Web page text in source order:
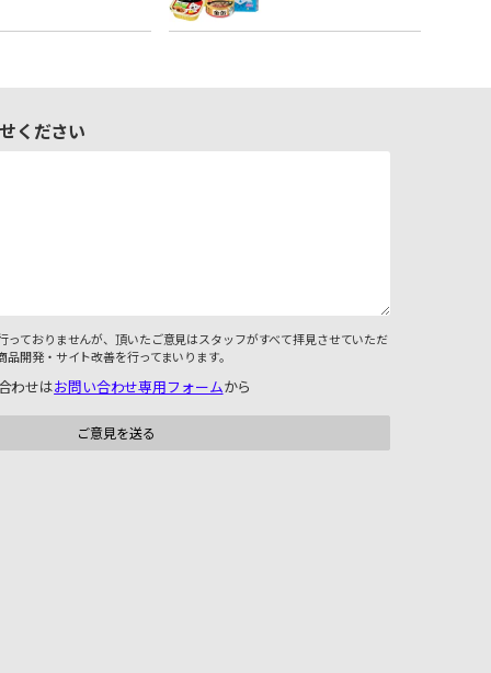
ください
っておりませんが、頂いたご意見はスタッフがすべて拝見させていただ
開発・サイト改善を行ってまいります。
わせはお問い合わせ専用フォームから